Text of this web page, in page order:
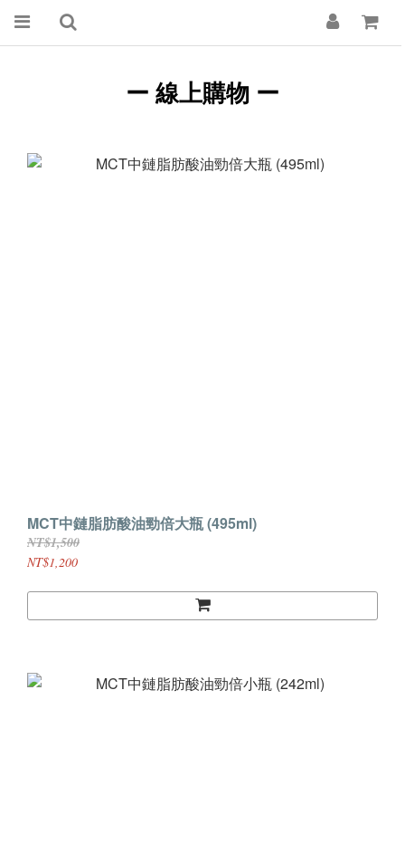
ー 線上購物 ー
MCT中鏈脂肪酸油勁倍大瓶 (495ml)
NT$1,500
NT$1,200